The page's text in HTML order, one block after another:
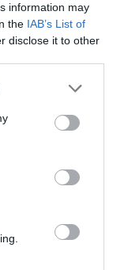
information may
the IAB’s List of
disclose it to other
or more Google
You may click to
party tags to
in below Google
és Zürich
Ezt
Stuttgartig
60 ezer
a
rövidebb
járattal
úti céljukhoz –